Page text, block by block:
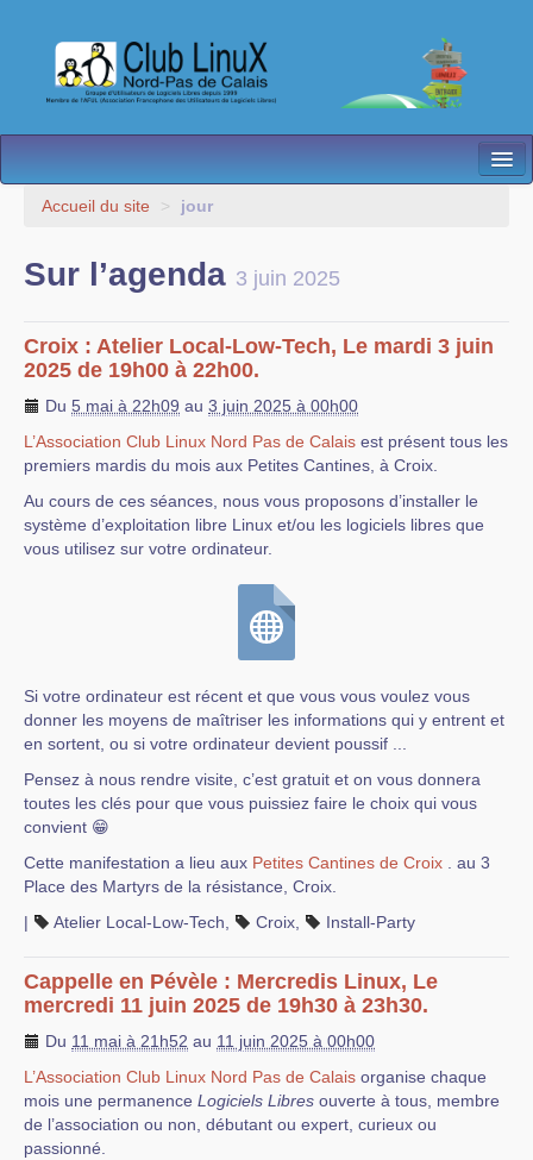
L’Association
Besoin d’Aide ?
Contact
Espace membres
Accueil du site > jour
Sur l’agenda 3 juin 2025
Croix : Atelier Local-Low-Tech, Le mardi 3 juin
2025 de 19h00 à 22h00.
Du 5 mai à 22h09 au 3 juin 2025 à 00h00
L’Association Club Linux Nord Pas de Calais est présent tous les
premiers mardis du mois aux Petites Cantines, à Croix.
Au cours de ces séances, nous vous proposons d’installer le
système d’exploitation libre Linux et/ou les logiciels libres que
vous utilisez sur votre ordinateur.
Si votre ordinateur est récent et que vous vous voulez vous
donner les moyens de maîtriser les informations qui y entrent et
en sortent, ou si votre ordinateur devient poussif ...
Pensez à nous rendre visite, c’est gratuit et on vous donnera
toutes les clés pour que vous puissiez faire le choix qui vous
convient 😁
Cette manifestation a lieu aux Petites Cantines de Croix . au 3
Place des Martyrs de la résistance, Croix.
|
Atelier Local-Low-Tech Croix Install-Party
Cappelle en Pévèle : Mercredis Linux, Le
mercredi 11 juin 2025 de 19h30 à 23h30.
Du 11 mai à 21h52 au 11 juin 2025 à 00h00
L’Association Club Linux Nord Pas de Calais organise chaque
mois une permanence Logiciels Libres ouverte à tous, membre
de l’association ou non, débutant ou expert, curieux ou
passionné.